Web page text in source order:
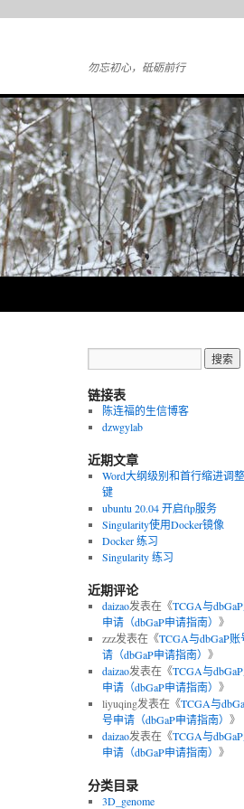
勿忘初心，砥砺前行
链接表
陈连福的生信博客
dzwgylab
近期文章
Word大纲级别和首行缩进调
键
ubuntu 20.04 开启ftp服务
Singularity使用Docker镜像
Docker 练习
Singularity 练习
近期评论
daizao发表在《TCGA与
申请（dbGaP申请指南） 》
zzz发表在《TCGA与dbGaP账
请（dbGaP申请指南） 》
daizao发表在《TCGA与
申请（dbGaP申请指南） 》
liyuqing发表在《TCGA与
号申请（dbGaP申请指南） 》
daizao发表在《TCGA与
申请（dbGaP申请指南） 》
分类目录
3D_genome